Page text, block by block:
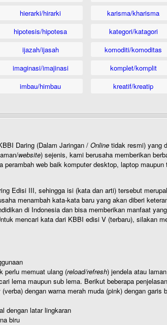
hierarki/hirarki
hipotesis/hipotesa
ijazah/ijasah
imaginasi/imajinasi
imbau/himbau
karisma/kharisma
kategori/katagori
komoditi/komoditas
komplet/komplit
kreatif/kreatip
Daring (Dalam Jaringan / Online tidak resmi) yang
website) sejenis, kami berusaha memberikan
web baik komputer desktop, laptop
Edisi III, sehingga isi (kata dan arti) tersebut
menambah kata-kata baru yang akan diberi
di Indonesia dan bisa memberikan manfaat
mencari kata dari KBBI edisi V (terbaru), silakan
perlu memuat ulang (reload/refresh) jendela atau
lema maupun sub lema. Berikut beberapa
dengan warna merah muda (pink) dengan
dengan latar lingkaran
biru